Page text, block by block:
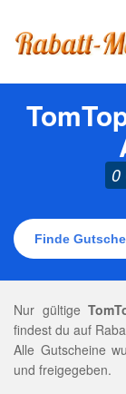
0
Nur gültige
findest du auf
Alle Gutscheine
und freigegeben.